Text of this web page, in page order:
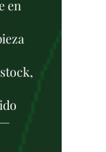
en
—